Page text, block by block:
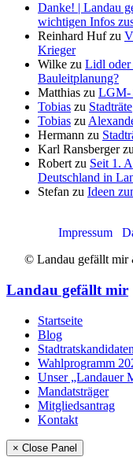
Danke! | Landau
wichtigen Infos
Reinhard Hufzu
Krieger
Wilke zu Lidl
Bauleitplanung?
Matthias zu LGM-
Tobias zu Stadträte
Tobias zu
Hermann zu
Karl Ransbergerzu
Robert zu Seit 1.
Deutschland in
Stefan zu Ideen
Impressum
© Landau gefällt mir
Landau gefällt mir
Startseite
Blog
Wahlprogramm
Unser „Landauer
Mandatsträger
Mitgliedsantrag
Kontakt
× Close Panel